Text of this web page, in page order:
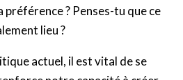
préférence ? Penses-tu que ce
lieu ?
actuel, il est vital de se